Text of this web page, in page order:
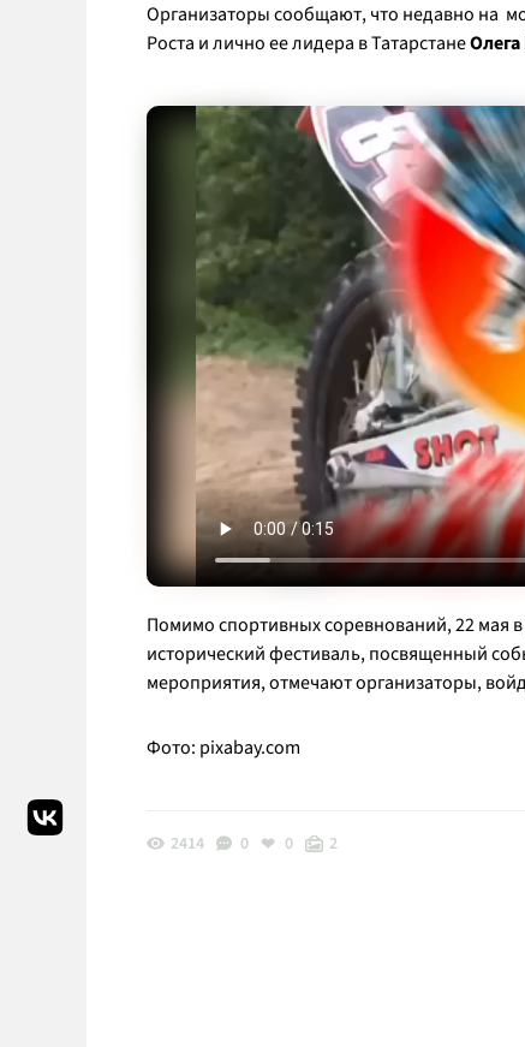
Организаторы сообщают, что недавно на
Роста и лично ее лидера в Татарстане
Помимо спортивных соревнований, 22 мая
исторический фестиваль, посвященный
мероприятия, отмечают организаторы,
Фото: pixabay.com
2414 0 0 2